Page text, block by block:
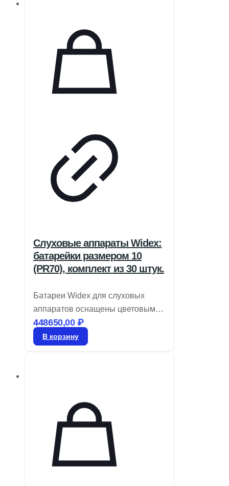
Слуховые аппараты Widex:
батарейки размером 10
(PR70), комплект из 30 штук.
Батареи Widex для слуховых
аппаратов оснащены цветовым
кодом для легкой идентификации
размера и являются воздушно-
«подышать» в течение 60 секунд
перед установкой в устройство.
448650,00₽
В корзину